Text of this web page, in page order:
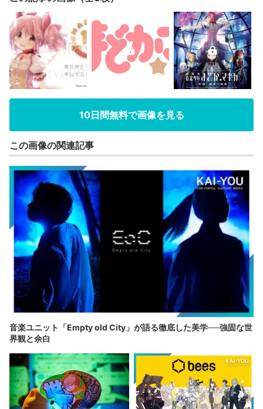
10日間無料で画像を見る
この画像の関連記事
音楽ユニット「Empty old City」が語る徹底した美学──強固な世
界観と余白